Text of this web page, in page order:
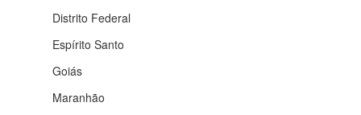
Distrito Federal
Espírito Santo
Goiás
Maranhão